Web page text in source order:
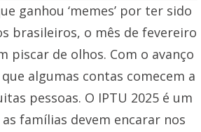
ganhou ‘memes’ por ter sido
brasileiros, o mês de fevereiro
piscar de olhos. Com o avanço
algumas contas comecem a
pessoas. O IPTU 2025 é um
famílias devem encarar nos